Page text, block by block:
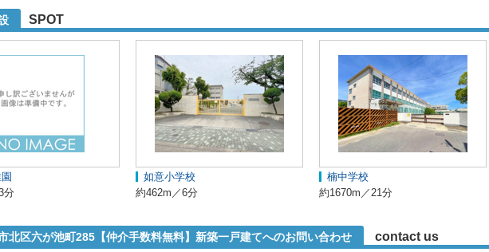
SPOT
分
如意小学校
約462m／6分
楠中学校
約1670m／21分
北区六が池町285【仲介手数料無料】新築一戸建てへのお問い合わせ contact us